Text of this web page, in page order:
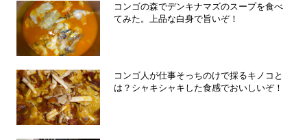
コンゴの森でデンキナマズのスープを食べ
てみた。上品な白身で旨いぞ！
コンゴ人が仕事そっちのけで採るキノコと
は？シャキシャキした食感でおいしいぞ！